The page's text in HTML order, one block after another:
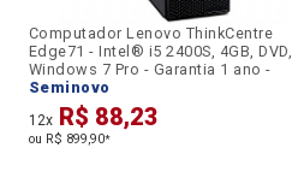
Computador Lenovo ThinkCentre
Edge71 - Intel® i5 2400S, 4GB, DVD,
Windows 7 Pro - Garantia 1 ano -
Seminovo
12xR$ 88,23
ou R$ 899,90*